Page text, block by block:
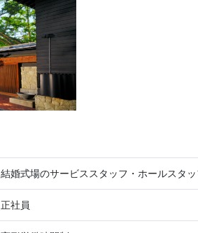
結婚式場のサービススタッフ・ホールスタッ
正社員